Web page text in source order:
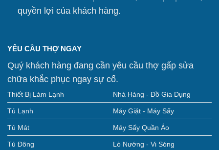
quyền lợi của khách hàng.
YÊU CẦU THỢ NGAY
Quý khách hàng đang cần yêu cầu thợ gấp sửa
chữa khắc phục ngay sự cố.
Thiết Bị Làm Lạnh Nhà Hàng - Đồ Gia Dụng
Tủ Lạnh Máy Giặt - Máy Sấy
Tủ Mát Máy Sấy Quần Áo
Tủ Đông Lò Nướng - Vi Sóng